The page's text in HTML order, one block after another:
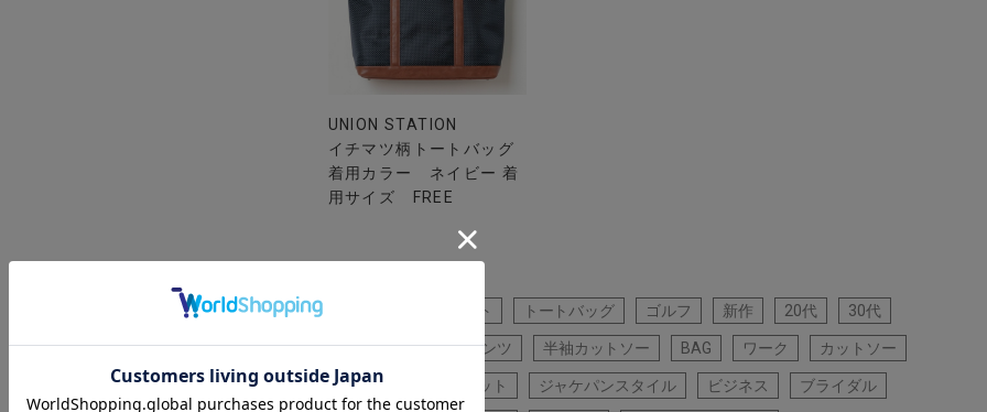
UNION STATION
イチマツ柄トートバッグ
着用カラー ネイビー 着
用サイズ FREE
テーラードジャケット トートバッグ ゴルフ 新作 20代 30代
40代 50代 パンツ 半袖カットソー BAG ワーク カットソー
セットアップジャケット ジャケパンスタイル ビジネス ブライダル